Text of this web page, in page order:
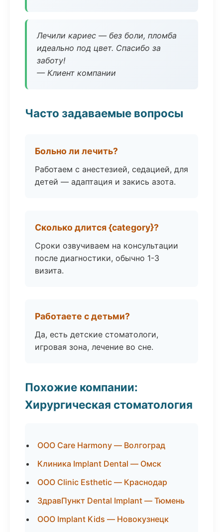
Лечили кариес — без боли, пломба
идеально под цвет. Спасибо за
заботу!
— Клиент компании
Часто задаваемые вопросы
Больно ли лечить?
Работаем с анестезией, седацией, для
детей — адаптация и закись азота.
Сколько длится {category}?
Сроки озвучиваем на консультации
после диагностики, обычно 1-3
визита.
Работаете с детьми?
Да, есть детские стоматологи,
игровая зона, лечение во сне.
Похожие компании:
Хирургическая стоматология
ООО Care Harmony — Волгоград
Клиника Implant Dental — Омск
ООО Clinic Esthetic — Краснодар
ЗдравПункт Dental Implant — Тюмень
ООО Implant Kids — Новокузнецк